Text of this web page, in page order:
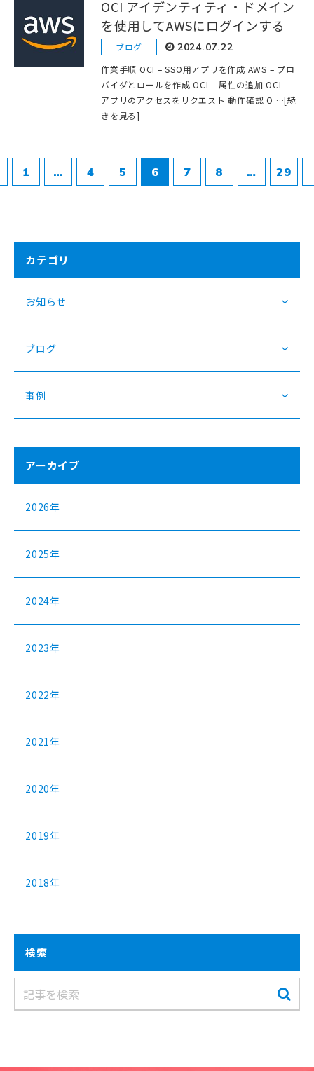
OCI アイデンティティ・ドメイン
を使用してAWSにログインする
ブログ 2024.07.22
作業手順 OCI – SSO用アプリを作成 AWS – プロ
バイダとロールを作成 OCI – 属性の追加 OCI –
アプリのアクセスをリクエスト 動作確認 O …[続
きを見る]
1 … 4 5 6 7 8 … 29
カテゴリ
お知らせ
ブログ
事例
アーカイブ
2026年
2025年
2024年
2023年
2022年
2021年
2020年
2019年
2018年
検索